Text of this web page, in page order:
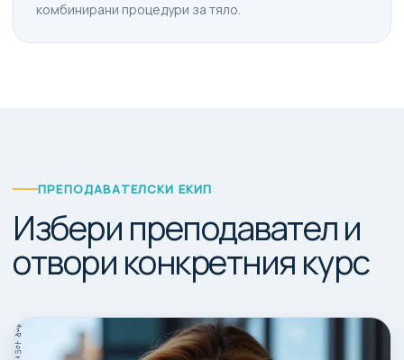
комбинирани процедури за тяло.
ПРЕПОДАВАТЕЛСКИ ЕКИП
Избери преподавател и
отвори конкретния курс